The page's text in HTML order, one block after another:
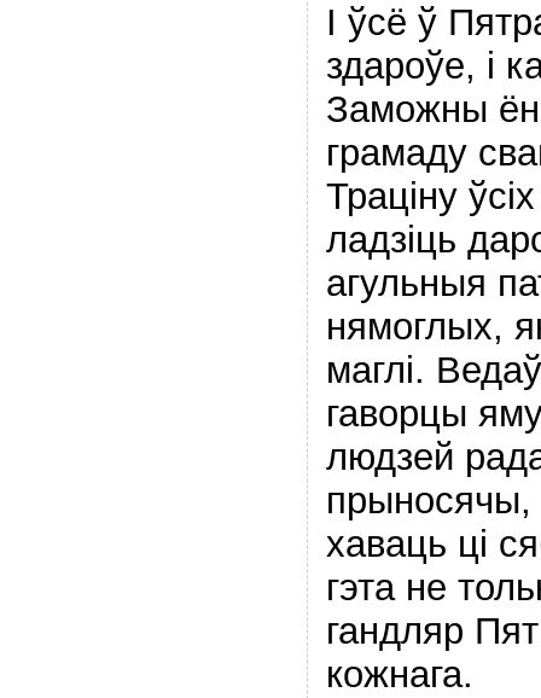
І ўсё ў
здароўе, і
Заможны
грамаду
Траціну
ладзіць
агульныя
нямоглых,
маглі.
гаворцы
людзей
хаваць ці
гэта не
гандляр
кожнага.